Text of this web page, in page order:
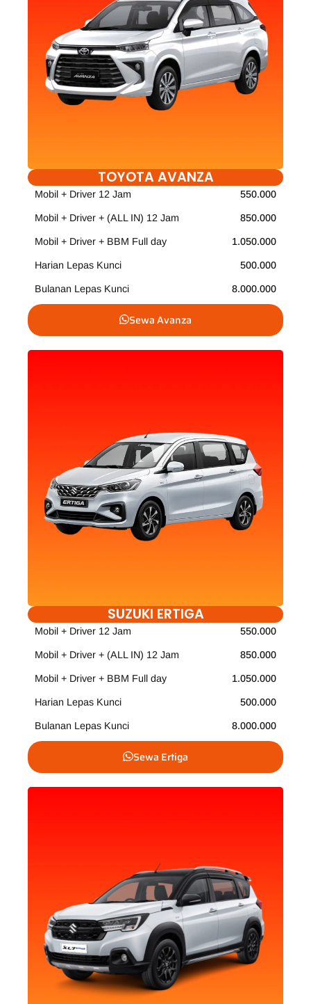
TOYOTA AVANZA
Mobil + Driver 12 Jam 550.000
Mobil + Driver + (ALL IN) 12 Jam 850.000
Mobil + Driver + BBM Full day 1.050.000
Harian Lepas Kunci 500.000
Bulanan Lepas Kunci 8.000.000
Sewa Avanza
SUZUKI ERTIGA
Mobil + Driver 12 Jam 550.000
Mobil + Driver + (ALL IN) 12 Jam 850.000
Mobil + Driver + BBM Full day 1.050.000
Harian Lepas Kunci 500.000
Bulanan Lepas Kunci 8.000.000
Sewa Ertiga